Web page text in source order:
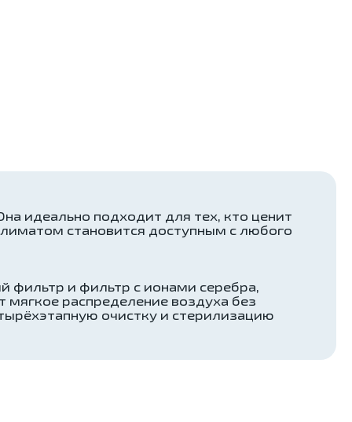
идеально подходит для тех, кто ценит
становится доступным с любого
фильтр и фильтр с ионами серебра,
распределение воздуха без
очистку и стерилизацию